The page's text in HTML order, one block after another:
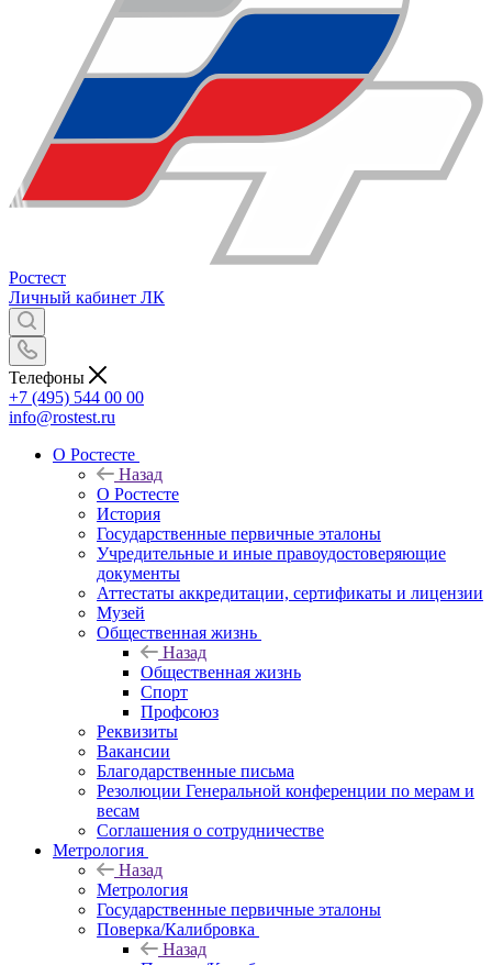
Ростест
Личный кабинет ЛК
Телефоны
+7 (495) 544 00 00
info@rostest.ru
О Ростесте
Назад
О Ростесте
История
Государственные первичные эталоны
Учредительные и иные правоудостоверяющие
документы
Аттестаты аккредитации, сертификаты и лицензии
Музей
Общественная жизнь
Назад
Общественная жизнь
Спорт
Профсоюз
Реквизиты
Вакансии
Благодарственные письма
Резолюции Генеральной конференции по мерам и
весам
Соглашения о сотрудничестве
Метрология
Назад
Метрология
Государственные первичные эталоны
Поверка/Калибровка
Назад